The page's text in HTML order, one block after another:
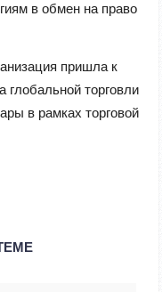
в обмен на право
пришла к
торговли
в рамках торговой